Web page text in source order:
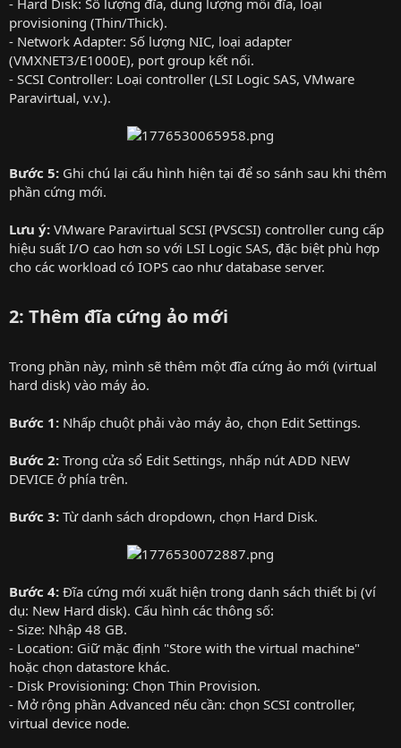
provisioning (Thin/Thick).
- Network Adapter: Số lượng NIC, loại adapter
(VMXNET3/E1000E), port group kết nối.
- SCSI Controller: Loại controller (LSI Logic SAS, VMware
Paravirtual, v.v.).
Bước 5: Ghi chú lại cấu hình hiện tại để so sánh sau khi thêm
phần cứng mới.
Lưu ý: VMware Paravirtual SCSI (PVSCSI) controller cung cấp
hiệu suất I/O cao hơn so với LSI Logic SAS, đặc biệt phù hợp
cho các workload có IOPS cao như database server.
2: Thêm đĩa cứng ảo mới
Trong phần này, mình sẽ thêm một đĩa cứng ảo mới (virtual
hard disk) vào máy ảo.
Bước 1: Nhấp chuột phải vào máy ảo, chọn Edit Settings.
Bước 2: Trong cửa sổ Edit Settings, nhấp nút ADD NEW
DEVICE ở phía trên.
Bước 3: Từ danh sách dropdown, chọn Hard Disk.
Bước 4: Đĩa cứng mới xuất hiện trong danh sách thiết bị (ví
dụ: New Hard disk). Cấu hình các thông số:
- Size: Nhập 48 GB.
- Location: Giữ mặc định "Store with the virtual machine"
hoặc chọn datastore khác.
- Disk Provisioning: Chọn Thin Provision.
- Mở rộng phần Advanced nếu cần: chọn SCSI controller,
virtual device node.